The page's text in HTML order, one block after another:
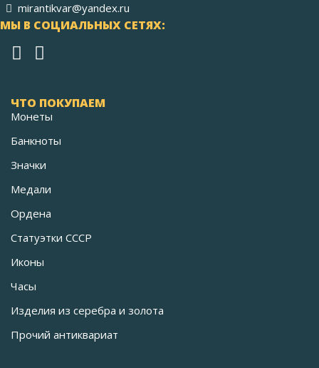
mirantikvar@yandex.ru
МЫ В СОЦИАЛЬНЫХ СЕТЯХ:
ЧТО ПОКУПАЕМ
Монеты
Банкноты
Значки
Медали
Ордена
Статуэтки СССР
Иконы
Часы
Изделия из серебра и золота
Прочий антиквариат